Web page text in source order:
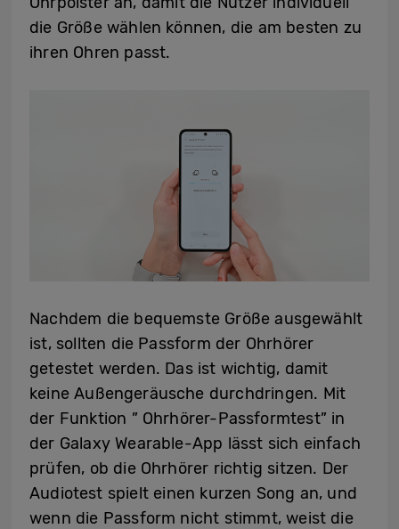
die Größe wählen können, die am besten zu
ihren Ohren passt.
Nachdem die bequemste Größe ausgewählt
ist, sollten die Passform der Ohrhörer
getestet werden. Das ist wichtig, damit
keine Außengeräusche durchdringen. Mit
der Funktion ” Ohrhörer-Passformtest” in
der Galaxy Wearable-App lässt sich einfach
prüfen, ob die Ohrhörer richtig sitzen. Der
Audiotest spielt einen kurzen Song an, und
wenn die Passform nicht stimmt, weist die